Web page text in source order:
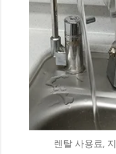
렌탈 사용료,